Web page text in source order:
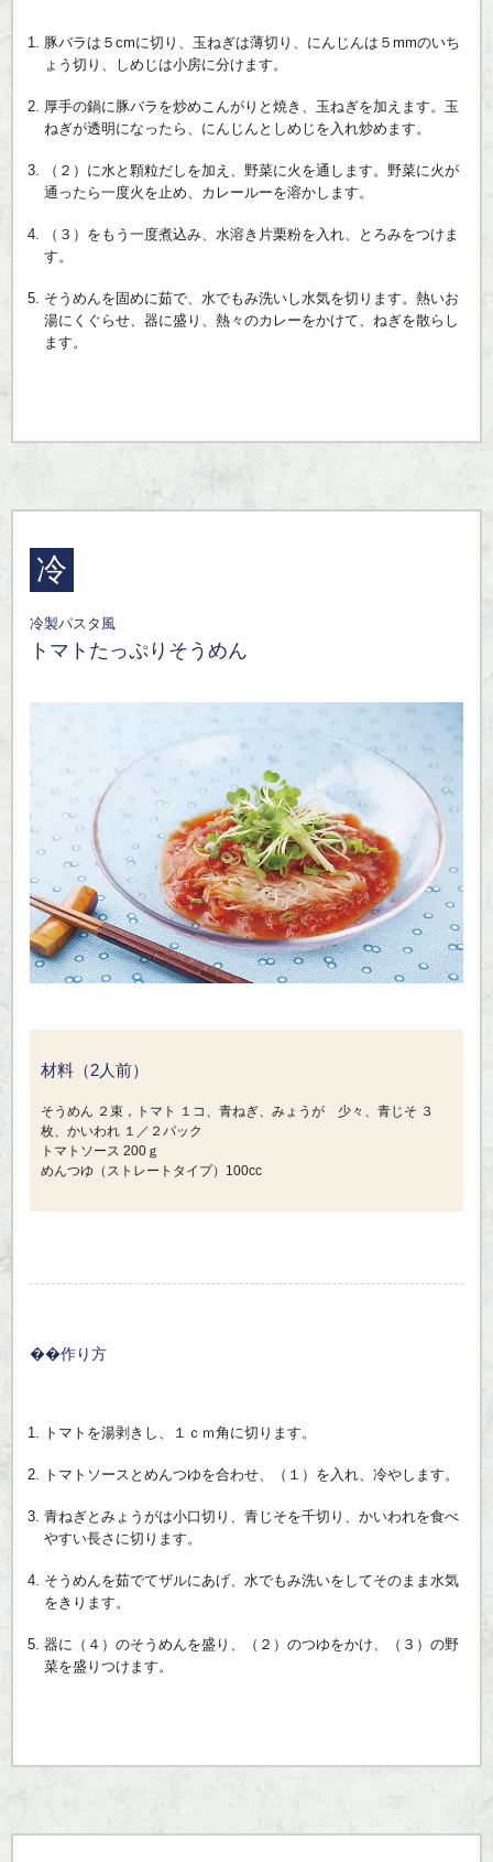
豚バラは５cmに切り、玉ねぎは薄切り、にんじんは５mmのいち
ょう切り、しめじは小房に分けます。
厚手の鍋に豚バラを炒めこんがりと焼き、玉ねぎを加えます。玉
ねぎが透明になったら、にんじんとしめじを入れ炒めます。
（２）に水と顆粒だしを加え、野菜に火を通します。野菜に火が
通ったら一度火を止め、カレールーを溶かします。
（３）をもう一度煮込み、水溶き片栗粉を入れ、とろみをつけま
す。
そうめんを固めに茹で、水でもみ洗いし水気を切ります。熱いお
湯にくぐらせ、器に盛り、熱々のカレーをかけて、ねぎを散らし
ます。
冷
冷製パスタ風
トマトたっぷりそうめん
材料（2人前）
そうめん ２束，トマト １コ、青ねぎ、みょうが 少々、青じそ ３
枚、かいわれ １／２パック
トマトソース 200ｇ
めんつゆ（ストレートタイプ）100cc
作り方
トマトを湯剥きし、１ｃｍ角に切ります。
トマトソースとめんつゆを合わせ、（１）を入れ、冷やします。
青ねぎとみょうがは小口切り、青じそを千切り、かいわれを食べ
やすい長さに切ります。
そうめんを茹でてザルにあげ、水でもみ洗いをしてそのまま水気
をきります。
器に（４）のそうめんを盛り、（２）のつゆをかけ、（３）の野
菜を盛りつけます。